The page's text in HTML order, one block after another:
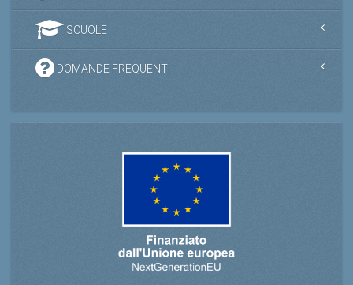
SCUOLE
DOMANDE FREQUENTI